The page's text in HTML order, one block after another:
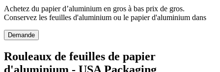
Achetez du papier d’aluminium en gros à bas prix de gros.
Conservez les feuilles d'aluminium ou le papier d'aluminium dans
Demande
Rouleaux de feuilles de papier